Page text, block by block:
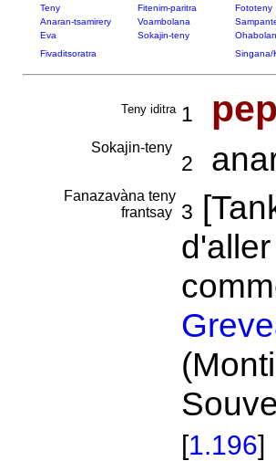
Teny Fitenim-paritra Fototeny
Anaran-tsamirery
Voambolana
Eva
Sokajin-teny
Fivaditsoratra
Singana/
Teny iditra 1
Sokajin-teny
2
Fanazavàna teny
frantsay
3
[1.196]